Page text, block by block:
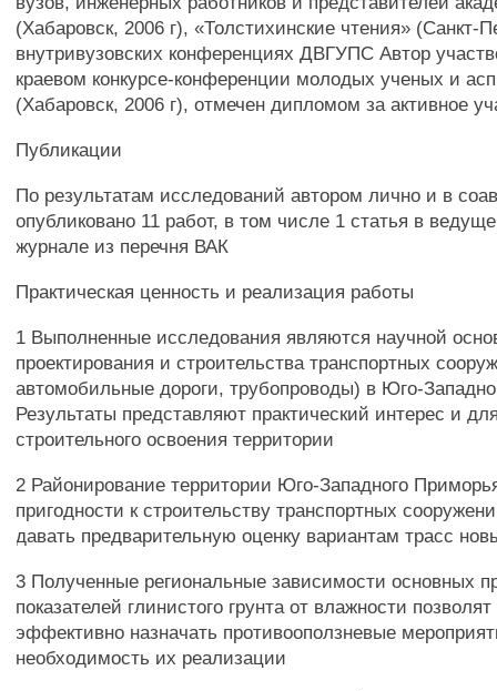
(Хабаровск, 2006 г), «Толстихинские чтения» (Санкт-
внутривузовских конференциях ДВГУПС Автор
краевом конкурсе-конференции молодых ученых и
(Хабаровск, 2006 г), отмечен дипломом за активное
Публикации
По результатам исследований автором лично и в
опубликовано 11 работ, в том числе 1 статья в
журнале из перечня ВАК
Практическая ценность и реализация работы
1 Выполненные исследования являются научной
проектирования и строительства транспортных
автомобильные дороги, трубопроводы) в Юго-
Результаты представляют практический интерес и
строительного освоения территории
2 Районирование территории Юго-Западного
пригодности к строительству транспортных
давать предварительную оценку вариантам трасс
3 Полученные региональные зависимости основных
показателей глинистого грунта от влажности
эффективно назначать противооползневые
необходимость их реализации